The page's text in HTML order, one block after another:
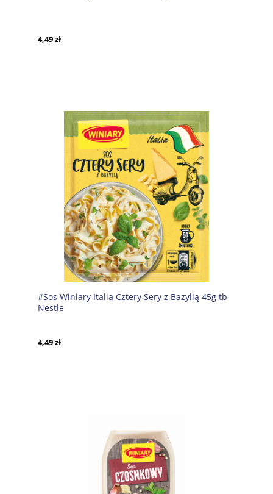
4,49 zł
#Sos Winiary Italia Cztery Sery z Bazylią 45g tb
Nestle
4,49 zł